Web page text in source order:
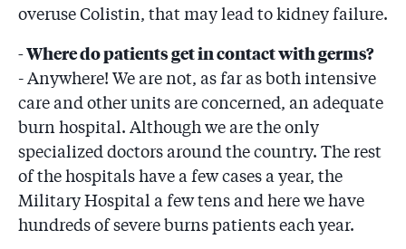
overuse Colistin, that may lead to kidney failure.
- Where do patients get in contact with germs?
- Anywhere! We are not, as far as both intensive
care and other units are concerned, an adequate
burn hospital. Although we are the only
specialized doctors around the country. The rest
of the hospitals have a few cases a year, the
Military Hospital a few tens and here we have
hundreds of severe burns patients each year.